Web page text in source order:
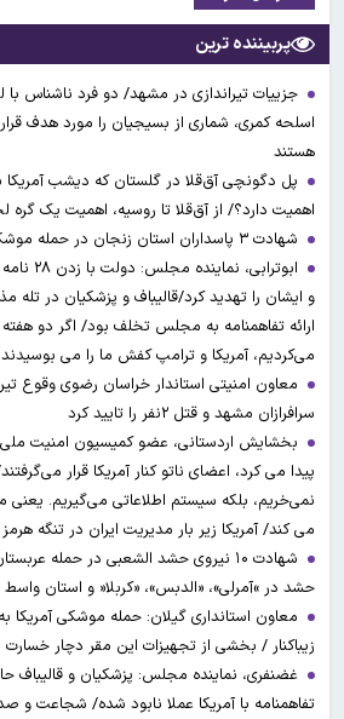
پربیننده ترین
جزییات تیراندازی در مشهد/ دو فرد ناشناس با
اسلحه کمری، شماری از بسیجیان را مورد هدف
هستند
پل دگونچی آق‌قلا در گلستان که دیشب آمریکا
اهمیت دارد؟/ از آق‌قلا تا روسیه، اهمیت یک گره
شهادت ۳ ‌پاسداران استان زنجان در حمله موشکی آمریکا
و ایشان را تهدید کرد/قالیباف و پزشکیان در تله
ارائه تفاهمنامه به مجلس تخلف بود/ اگر دو
می‌کردیم، آمریکا و ترامپ کفش ما را می بوسیدند
معاون امنیتی استاندار خراسان رضوی وقوع
سرافرازان مشهد و قتل ۲نفر را تایید کرد
بخشایش اردستانی، عضو کمیسیون امنیت
پیدا می کرد، اعضای ناتو کنار آمریکا قرار
نمی‌خریم، بلکه سیستم اطلاعاتی می‌گیریم. یعنی
می کند/ آمریکا زیر بار مدیریت ایران در تنگه
شهادت ۱۰ نیروی حشد الشعبی در حمله
حشد در »آمرلی»، «الدبس»، «کربلا« و استان واسط
معاون استانداری گیلان: حمله موشکی آمریکا
زیباکنار / بخشی از تجهیزات این مقر دچار
غضنفری، نماینده مجلس: پزشکیان و قالیباف
تفاهمنامه با آمریکا عملا نابود شده/ شجاعت و